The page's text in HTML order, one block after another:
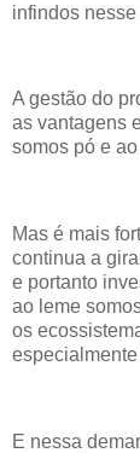
infindos
A gestão do
as vantagens
somos pó e
Mas é mais
continua a
e portanto
ao leme
os
especialmente
E nessa